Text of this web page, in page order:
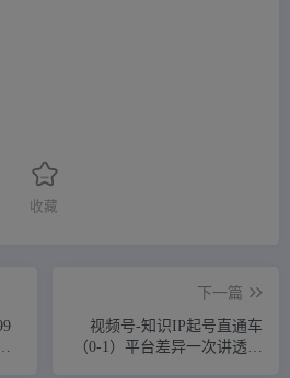
收藏
下一篇
视频号-知识IP起号直通车
（0-1）平台差异一次讲透入